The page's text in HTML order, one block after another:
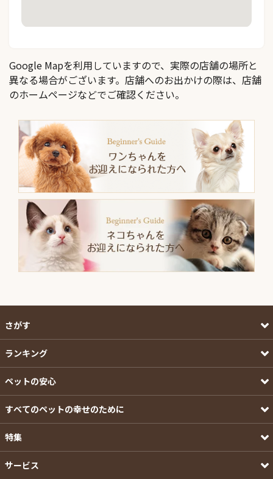
Google Mapを利用していますので、実際の店舗の場所と
異なる場合がございます。店舗へのお出かけの際は、店舗
のホームページなどでご確認ください。
さがす
ランキング
ペットの安心
すべてのペットの幸せのために
特集
サービス